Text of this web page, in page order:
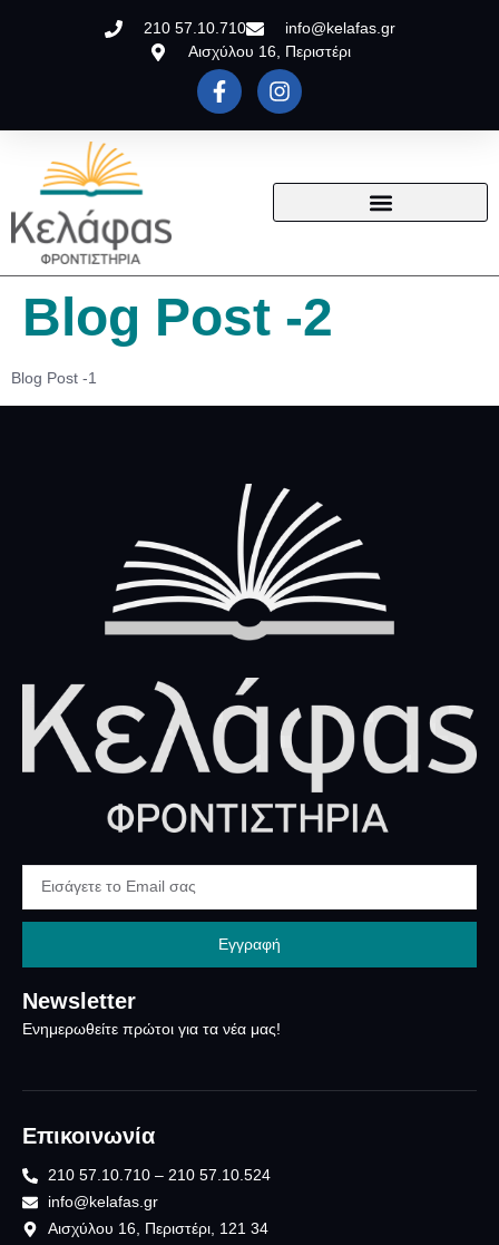
210 57.10.710
info@kelafas.gr
Αισχύλου 16, Περιστέρι
Blog Post -2
Blog Post -1
Newsletter
Ενημερωθείτε πρώτοι για τα νέα μας!
Εγγραφή
Επικοινωνία
210 57.10.710 – 210 57.10.524
info@kelafas.gr
Αισχύλου 16, Περιστέρι, 121 34